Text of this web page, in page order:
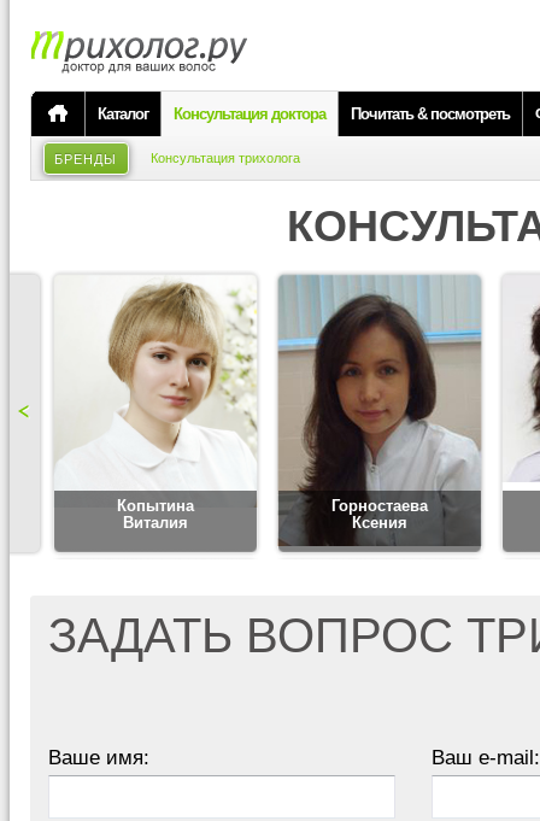
Каталог Консультация доктора Почитать & посмотреть
БРЕНДЫ Консультация трихолога
Копытина
Виталия
Горностаева
Ксения
ЗАДАТЬ ВОПРОС
Ваше имя: Ваш e-mail: